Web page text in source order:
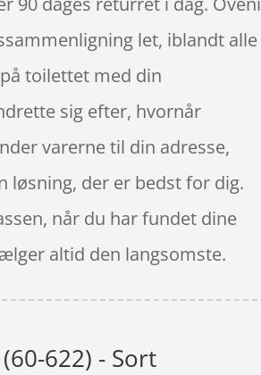
let, iblandt alle
toilettet med din
sig efter, hvornår
varerne til din adresse,
løsning, der er bedst for dig.
når du har fundet dine
altid den langsomste.
622) - Sort